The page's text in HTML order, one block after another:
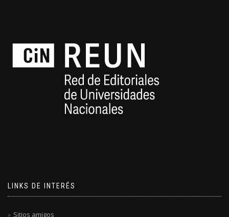
LINKS DE INTERÉS
Sitios amigos